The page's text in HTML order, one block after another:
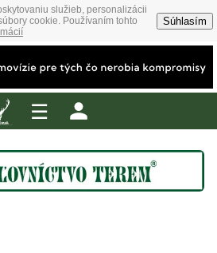
služieb, personalizácii
cookie. Používaním tohto
Súhlasím
☰